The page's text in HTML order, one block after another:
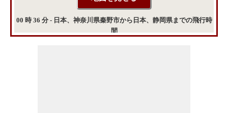
00 時 36 分 - 日本、神奈川県秦野市から日本、静岡県までの飛行時
間